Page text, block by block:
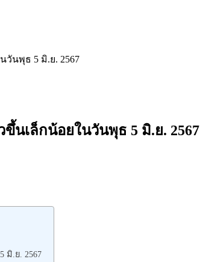
นพุธ 5 มิ.ย. 2567
นเล็กน้อยในวันพุธ 5 มิ.ย. 2567
มิ.ย. 2567